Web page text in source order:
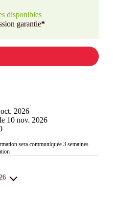
disponibles
garantie*
2026
10 nov. 2026
sera communiquée 3 semaines